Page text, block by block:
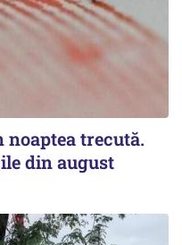
trecută.
din august